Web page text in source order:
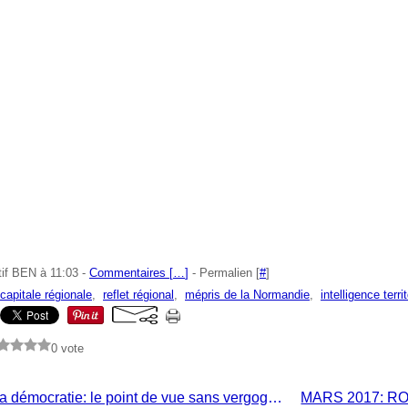
BEN à 11:03 - Commentaires […] - Permalien [#]
capitale régionale, reflet régional , mépris de la Normandie, intelligence
0 vote
CRISE de la démocratie: le point de vue sans vergogne de la députée Marie LE VERN (E- DI- FIANT !!!)